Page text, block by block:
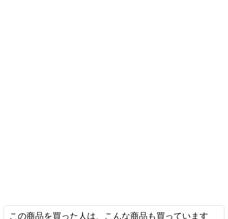
この商品を買った人は、こんな商品も買っています